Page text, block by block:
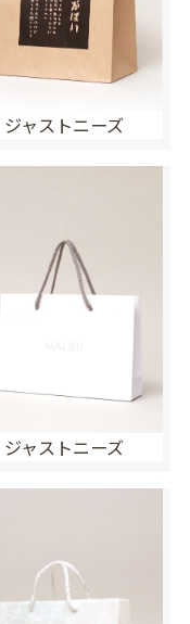
ジャストニーズ
ジャストニーズ